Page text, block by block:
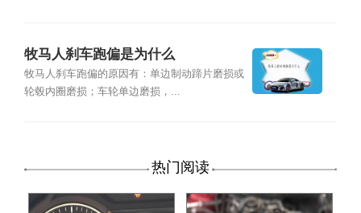
牧马人刹车跑偏是为什么
牧马人刹车跑偏的原因有：单边制动蹄片磨损或
轮毂内圈磨损；车轮单边磨损，...
热门阅读